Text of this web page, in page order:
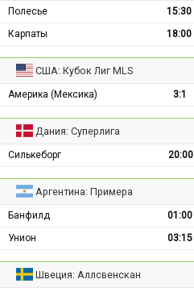
Полесье 15:30
Карпаты
18:00
США: Кубок Лиг MLS
Америка (Мексика) 3:1
Дания: Суперлига
Силькеборг 20:00
Аргентина: Примера
Банфилд 01:00
Унион
03:15
Швеция: Аллсвенскан